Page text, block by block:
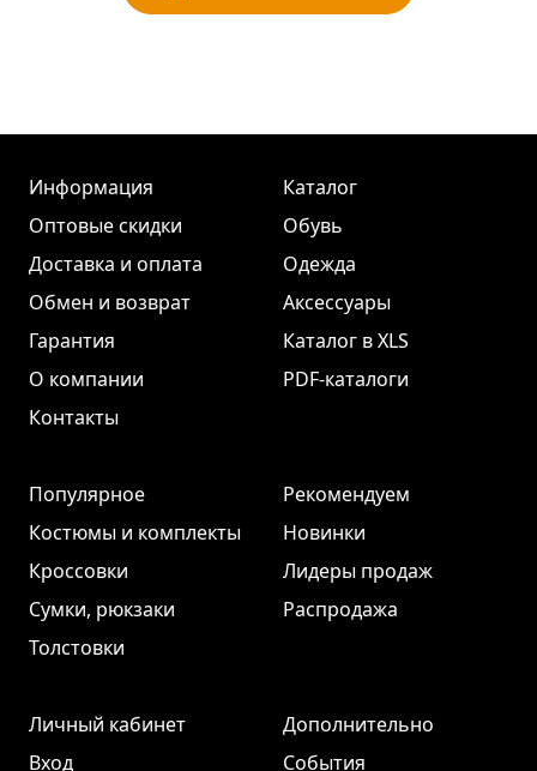
Информация
Оптовые скидки
Доставка и оплата
Обмен и возврат
Гарантия
О компании
Контакты
Каталог
Обувь
Одежда
Аксессуары
Каталог в XLS
PDF-каталоги
Популярное
Костюмы и комплекты
Кроссовки
Сумки, рюкзаки
Толстовки
Рекомендуем
Новинки
Лидеры продаж
Распродажа
Личный кабинет
Вход
Дополнительно
События